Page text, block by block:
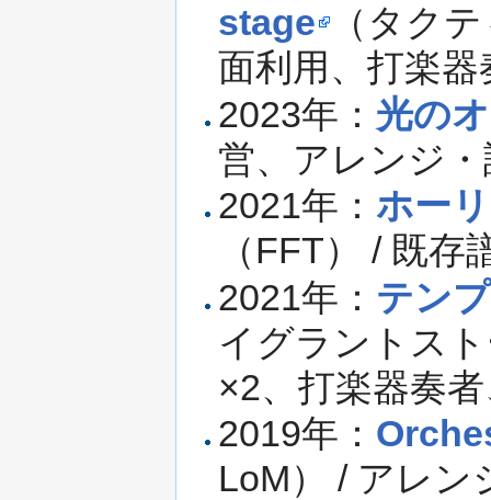
stage
（タク
面利用、打楽
2023年： 光の
営、アレンジ
2021年：ホー
（FFT） / 既存
2021年： テン
イグラントス
×2、打楽器奏
2019年：
LoM） / アレン